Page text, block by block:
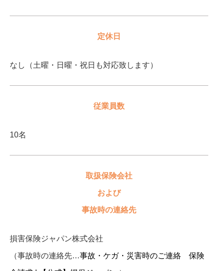
定休日
なし（土曜・日曜・祝日も対応致します）
従業員数
10名
取扱保険会社
および
事故時の連絡先
損害保険ジャパン株式会社
（事故時の連絡先…事故・ケガ・災害時のご連絡 保険